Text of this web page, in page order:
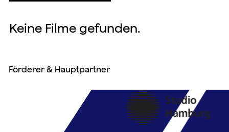
Keine Filme gefunden.
Förderer & Hauptpartner